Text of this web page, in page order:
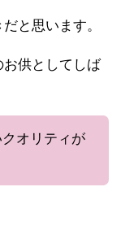
と思います。
供としてしば
オリティが